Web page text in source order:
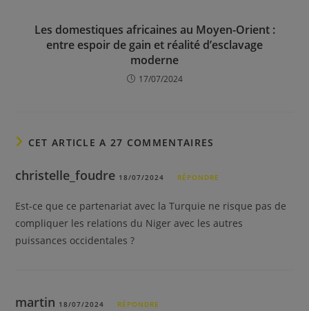
Les domestiques africaines au Moyen-Orient :
entre espoir de gain et réalité d’esclavage
moderne
17/07/2024
CET ARTICLE A 27 COMMENTAIRES
christelle_foudre 18/07/2024 RÉPONDRE
Est-ce que ce partenariat avec la Turquie ne risque pas de
compliquer les relations du Niger avec les autres
puissances occidentales ?
martin 18/07/2024 RÉPONDRE